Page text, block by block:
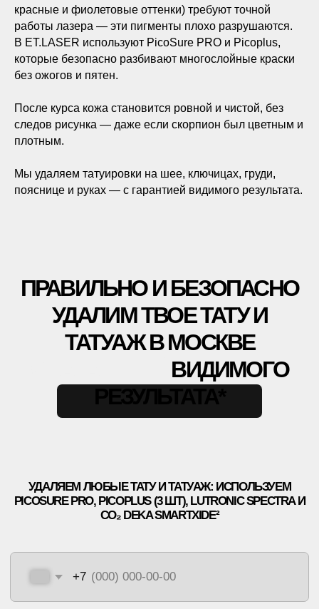
красные и фиолетовые оттенки) требуют точной
работы лазера — эти пигменты плохо разрушаются.
В ET.LASER используют PicoSure PRO и Picoplus,
которые безопасно разбивают многослойные краски
без ожогов и пятен.
После курса кожа становится ровной и чистой, без
следов рисунка — даже если скорпион был цветным и
плотным.
Мы удаляем татуировки на шее, ключицах, груди,
пояснице и руках — с гарантией видимого результата.
РОССИИ И СНГ. ОТЗЫВОВ МНОГО, ЦЕНЫ НЕ
*Основатель клиники